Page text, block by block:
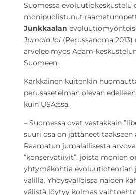
Suomessa evoluutiokeskustelu
monipuolistunut
Junkkaalan
Jumala loi (Perussanoma
arvelee myös Adam-
Suomeen.
Kärkkäinen kuitenkin
perusasetelman olevan
kuin USA:ssa.
– Suomessa ovat vastakkain
suuri osa on jättäneet taakseen
Raamatun jumalallisesta
”konservatiivit”, joista monien
yhtymäkohtia evoluutioteorian
välillä. Yhdysvalloissa näiden
välistä löytyy kolmas